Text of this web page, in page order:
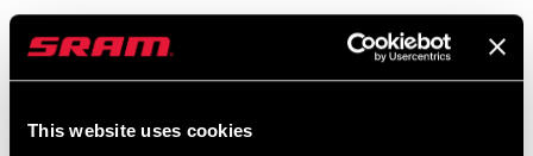
This website uses cookies
Händlersuche
Wir empfehlen dir, deinen Fahrradladen vor Ort - insbesondere